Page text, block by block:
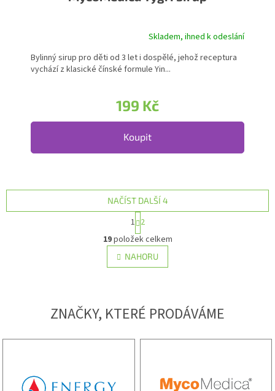
Skladem, ihned k odeslání
199 Kč
Koupit
Bylinný sirup pro děti od 3 let i dospělé, jehož receptura
vychází z klasické čínské formule Yin...
Ovládací prvky výpisu
NAČÍST DALŠÍ 4
Stránkování
1 2
19položek celkem
NAHORU
ZNAČKY, KTERÉ PRODÁVÁME